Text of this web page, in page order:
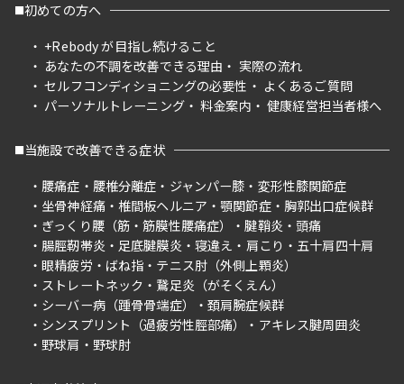
初めての方へ
+Rebody が目指し続けること
あなたの不調を改善できる理由
実際の流れ
セルフコンディショニングの必要性
よくあるご質問
パーソナルトレーニング
料金案内 健康経営担当者様へ
当施設で改善できる症状
腰痛症
腰椎分離症 ジャンパー膝
変形性膝関節症
坐骨神経痛
椎間板ヘルニア 顎関節症
胸郭出口症候群
ぎっくり腰（筋・筋膜性腰痛症）
腱鞘炎
頭痛
腸脛靭帯炎
足底腱膜炎 寝違え 肩こり
五十肩四十肩
眼精疲労
ばね指
テニス肘（外側上顆炎）
ストレートネック
鵞足炎（がそくえん）
シーバー病（踵骨骨端症）
頚肩腕症候群
シンスプリント（過疲労性脛部痛）
アキレス腱周囲炎
野球肩
野球肘